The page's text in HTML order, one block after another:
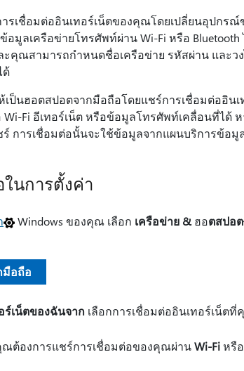
รเชื่อมต่ออินเทอร์เน็ตของคุณโดยเปลี่ยนอุปก
อมูลเครือข่ายโทรศัพท์ผ่าน Wi-Fi หรือ
คุณสามารถกําหนดชื่อเครือข่าย รหัสผ่าน และว
ด้
เป็นฮอตสปอตจากมือถือโดยแชร์การเชื่อมต่ออิ
Fi อีเทอร์เน็ต หรือข้อมูลโทรศัพท์เคลื่อนที่ไ
การเชื่อมต่อนั้นจะใช้ข้อมูลจากแผนบริการข้อ
นการตั้งค่า
Windows ของคุณ เลือก เครือข่าย &ฮอตสปอต
มือถือ
ร์เน็ตของฉันจาก เลือกการเชื่อมต่ออินเทอร์เน็ต
ต้องการแชร์การเชื่อมต่อของคุณผ่านWi-Fiหรือ